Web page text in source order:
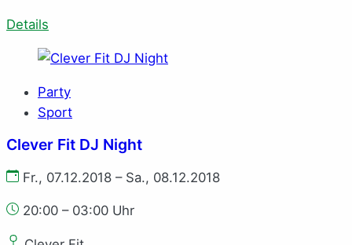
Details
Party
Sport
Clever Fit DJ Night
Fr., 07.12.2018 – Sa., 08.12.2018
20:00 – 03:00 Uhr